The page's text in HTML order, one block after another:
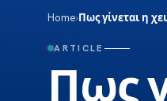
Home›Πως γίνεται η
ARTICLE
Πως